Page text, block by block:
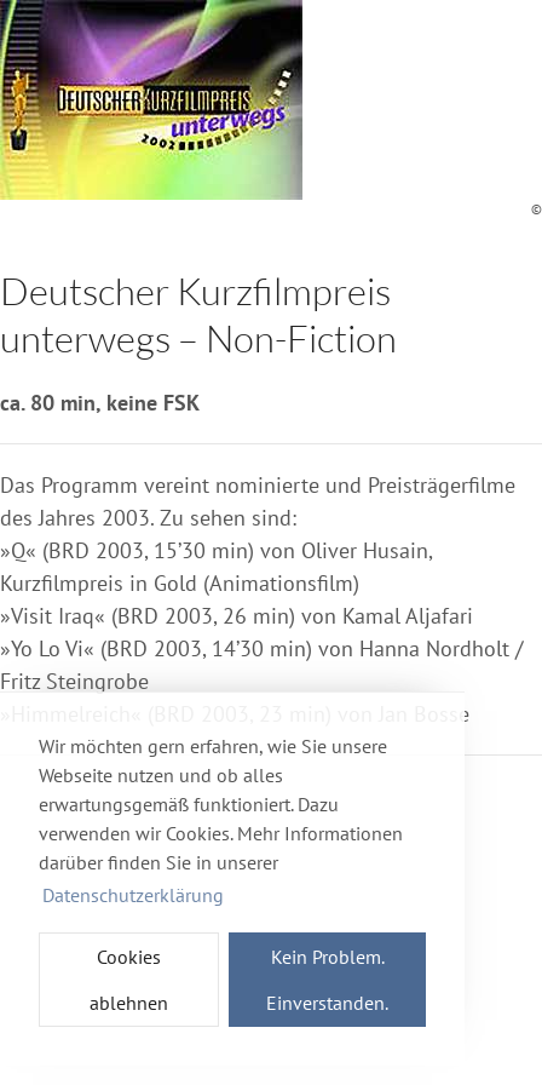
Wir möchten gern erfahren, wie Sie unsere
Webseite nutzen und ob alles
erwartungsgemäß funktioniert. Dazu
verwenden wir Cookies. Mehr Informationen
darüber finden Sie in unserer
Datenschutzerklärung
Cookies
ablehnen
Kein Problem.
Einverstanden.
©
Deutscher Kurzfilmpreis
unterwegs – Non-Fiction
ca. 80 min, keine FSK
Das Programm vereint nominierte und Preisträgerfilme
des Jahres 2003. Zu sehen sind:
»Q« (BRD 2003, 15’30 min) von Oliver Husain,
Kurzfilmpreis in Gold (Animationsfilm)
»Visit Iraq« (BRD 2003, 26 min) von Kamal Aljafari
»Yo Lo Vi« (BRD 2003, 14’30 min) von Hanna Nordholt /
Fritz Steingrobe
»Himmelreich« (BRD 2003, 23 min) von Jan Bosse